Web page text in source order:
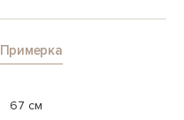
Примерка
67 см